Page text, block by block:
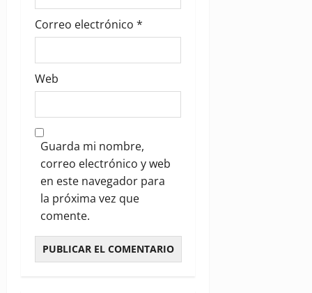
Correo electrónico *
Web
Guarda mi nombre,
correo electrónico y web
en este navegador para
la próxima vez que
comente.